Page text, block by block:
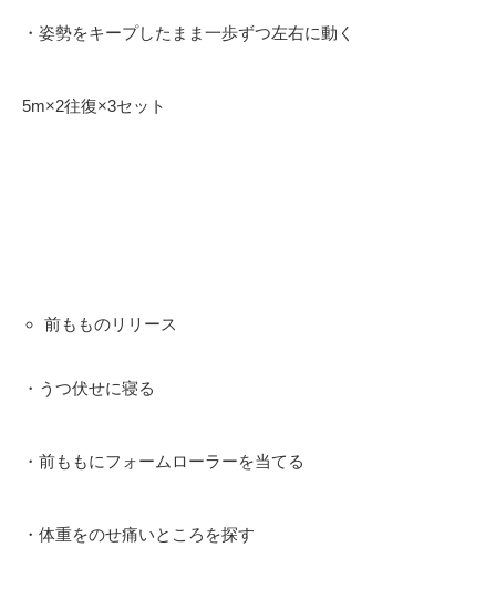
・姿勢をキープしたまま一歩ずつ左右に動く
5m×2往復×3セット
前もものリリース
・うつ伏せに寝る
・前ももにフォームローラーを当てる
・体重をのせ痛いところを探す